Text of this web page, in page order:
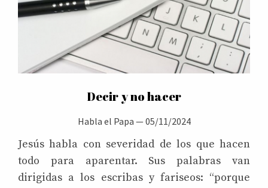
Decir y no hacer
Habla el Papa —05/11/2024
Jesús habla con severidad de los que hacen
todo para aparentar. Sus palabras van
dirigidas a los escribas y fariseos: “porque